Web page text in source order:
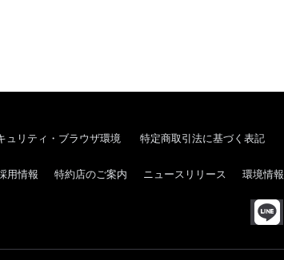
ュリティ・ブラウザ環境 特定商取引法に基づく表記
用情報 特約店のご案内 ニュースリリース 環境情報